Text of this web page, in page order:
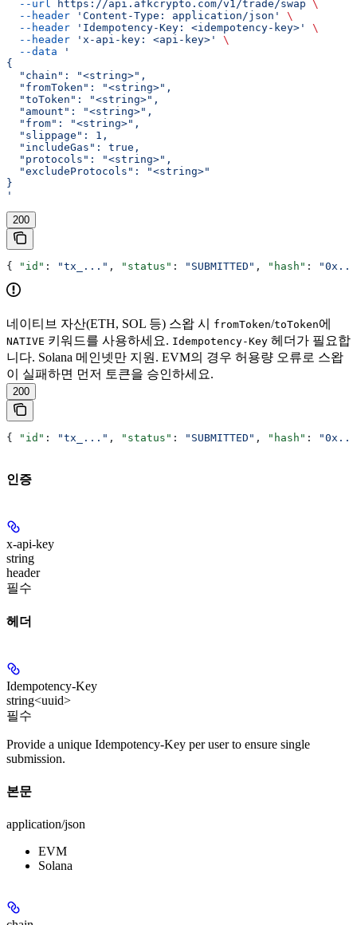
  --url
https://api.afkcrypto.com/v1/trade/swap \
  --header
'Content-Type: application/json'
\
  --header
'Idempotency-Key: <idempotency-key>'
\
  --header
'x-api-key: <api-key>'
\
  --data
'
{
  "chain": "<string>",
  "fromToken": "<string>",
  "toToken": "<string>",
  "amount": "<string>",
  "from": "<string>",
  "slippage": 1,
  "includeGas": true,
  "protocols": "<string>",
  "excludeProtocols": "<string>"
}
'
200
{ "id" : "tx_..." , "status" : "SUBMITTED" , "hash" :
네이티브 자산(ETH, SOL 등) 스왑 시 fromToken/toToken에
NATIVE 키워드를 사용하세요. Idempotency-Key 헤더가 필요합
니다. Solana 메인넷만 지원. EVM의 경우 허용량 오류로 스왑
이 실패하면 먼저 토큰을 승인하세요.
200
{ "id" : "tx_..." , "status" : "SUBMITTED" , "hash" :
인증
x-api-key
string
header
필수
헤더
Idempotency-Key
string<uuid>
필수
Provide a unique Idempotency-Key per user to ensure single
submission.
본문
application/json
EVM
Solana